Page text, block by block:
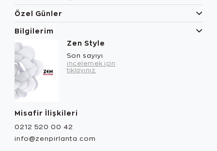
Özel Günler
Bilgilerim
Zen Style
Son sayıyı
incelemek için
tıklayınız.
Misafir İlişkileri
0212 520 00 42
info@zenpirlanta.com